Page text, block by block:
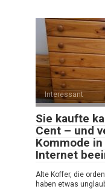
Interessant
Sie kaufte
Cent – und
Kommode
Internet
Alte Koffer, die
haben etwas